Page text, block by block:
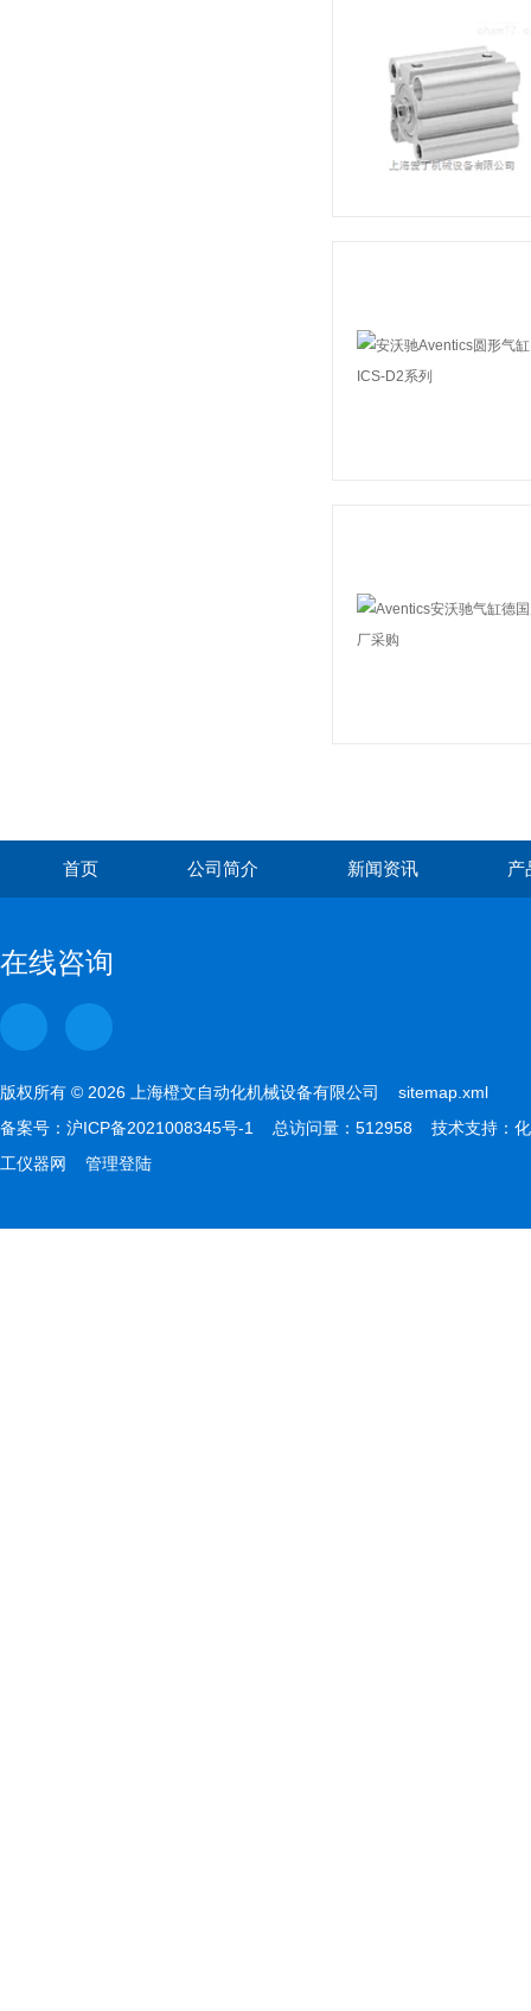
首页 公司简介 新闻资讯 产
在线咨询
版权所有 © 2026 上海橙文自动化机械设备有限公司 sitemap.xml
备案号： 沪ICP备2021008345号-1 总访问量：512958 技术支持： 化
工仪器网
管理登陆